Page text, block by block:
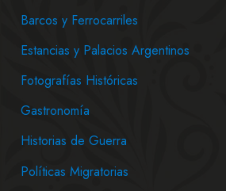
Barcos y Ferrocarriles
Estancias y Palacios Argentinos
Fotografías Históricas
Gastronomía
Historias de Guerra
Políticas Migratorias